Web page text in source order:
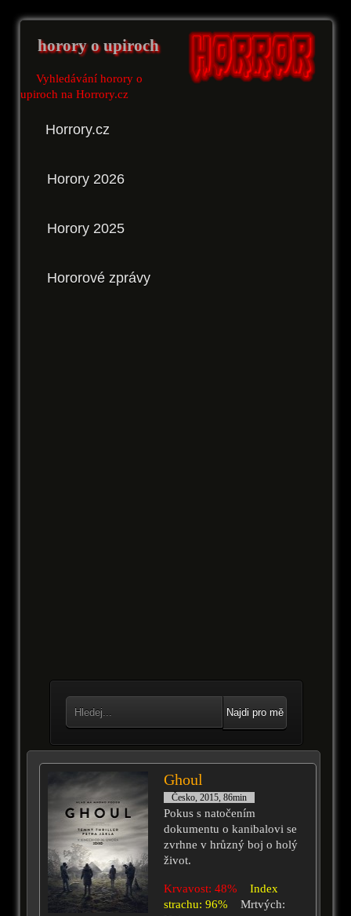
horory o upiroch
Vyhledávání horory o
upiroch na Horrory.cz
Horrory.cz
Horory 2026
Horory 2025
Hororové zprávy
Najdi pro mě
Ghoul
Česko, 2015, 86min
Pokus s natočením
dokumentu o kanibalovi se
zvrhne v hrůzný boj o holý
život.
Krvavost: 48%
Index
strachu: 96%
Mrtvých: